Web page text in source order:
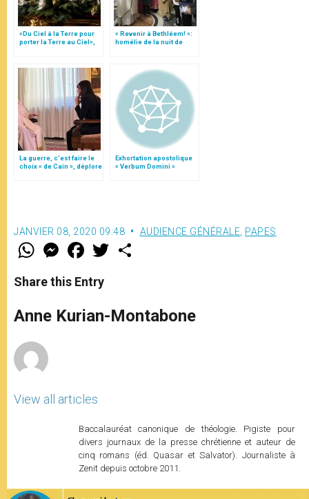
«Du Ciel à la Terre pour
porter la Terre au Ciel»,
« Revenir à Bethléem! »:
homélie de la nuit de
La guerre, c’est faire le
choix « de Caïn », déplore
Exhortation apostolique
« Verbum Domini »
JANVIER 08, 2020 09:48 AUDIENCE GÉNÉRALE, PAPES
W
t
s
p
p
M
e
s
e
g
e
F
a
e
b
o
k
w
r
Share this Entry
Anne Kurian-Montabone
View all articles
Baccalauréat canonique de théologie. Pigiste pour
divers journaux de la presse chrétienne et auteur de
cinq romans (éd. Quasar et Salvator). Journaliste à
Zenit depuis octobre 2011.